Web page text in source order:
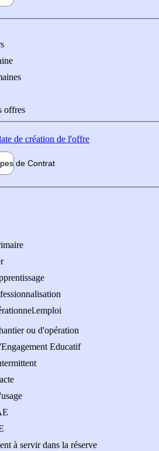
offres
de création de l'offre
de Contrat
ou d'opération
Educatif
à servir dans la réserve